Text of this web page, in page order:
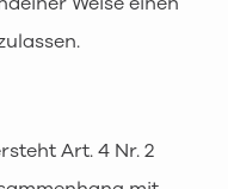
Art. 4 Nr. 2